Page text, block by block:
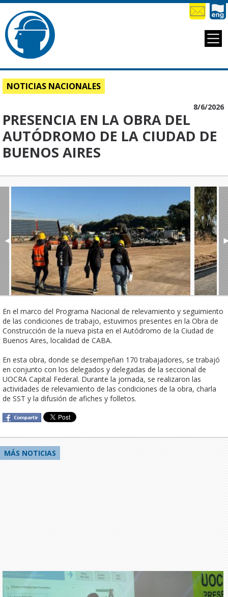
NOTICIAS NACIONALES
8/6/2026
PRESENCIA EN LA OBRA DEL
AUTÓDROMO DE LA CIUDAD DE
BUENOS AIRES
◄
En el marco del Programa Nacional de relevamiento y seguimiento
de las condiciones de trabajo, estuvimos presentes en la Obra de
Construcción de la nueva pista en el Autódromo de la Ciudad de
Buenos Aires, localidad de CABA.
En esta obra, donde se desempeñan 170 trabajadores, se trabajó
en conjunto con los delegados y delegadas de la seccional de
UOCRA Capital Federal. Durante la jornada, se realizaron las
actividades de relevamiento de las condiciones de la obra, charla
de SST y la difusión de afiches y folletos.
MÁS NOTICIAS